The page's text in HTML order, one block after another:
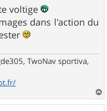
voltige
dans l'action du
TwoNav sportiva,
a